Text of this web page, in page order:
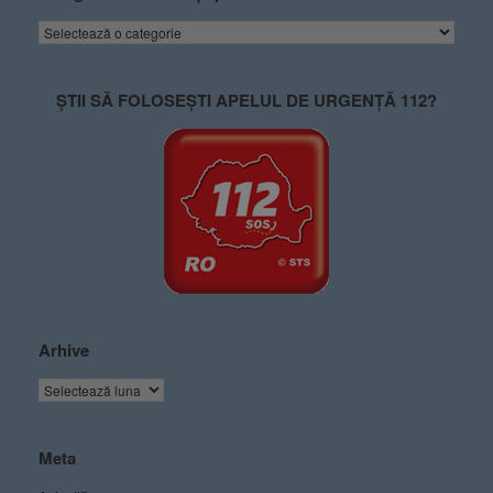
ȘTII SĂ FOLOSEȘTI APELUL DE URGENȚĂ 112?
Arhive
Meta